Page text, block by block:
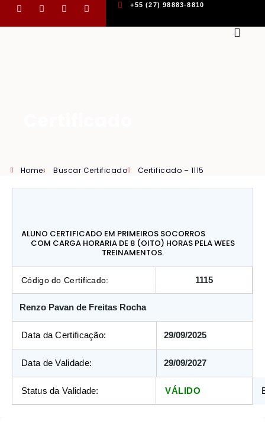
+55 (27) 98883-8810
Home Buscar Certificado Certificado – 1115
ALUNO CERTIFICADO EM PRIMEIROS SOCORROS
COM CARGA HORARIA DE 8 (OITO) HORAS PELA WEES
TREINAMENTOS.
Código do Certificado: 1115
Renzo Pavan de Freitas Rocha
Data da Certificação: 29/09/2025
Data de Validade: 29/09/2027
Status da Validade: VÁLIDO